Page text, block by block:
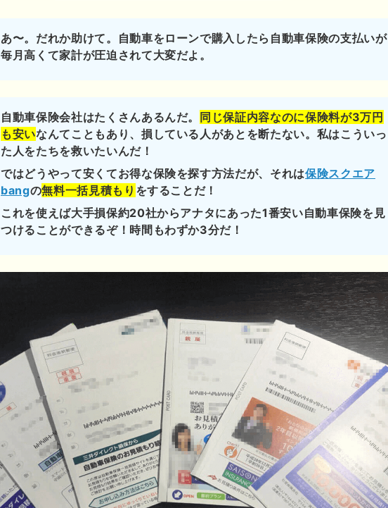
あ〜。だれか助けて。自動車をローンで購入したら自動車保険の支払いが
毎月高くて家計が圧迫されて大変だよ。
自動車保険会社はたくさんあるんだ。 同じ保証内容なのに保険料が3万円
も安いなんてこともあり、損している人があとを断たない。私はこういっ
た人をたちを救いたいんだ！
ではどうやって安くてお得な保険を探す方法だが、それは保険スクエア
bangの無料一括見積もり をすることだ！
これを使えば大手損保約20社からアナタにあった1番安い自動車保険を見
つけることができるぞ！時間もわずか3分だ！